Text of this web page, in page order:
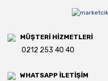
MÜŞTERİ HİZMETLERİ
0212 253 40 40
WHATSAPP İLETİŞİM